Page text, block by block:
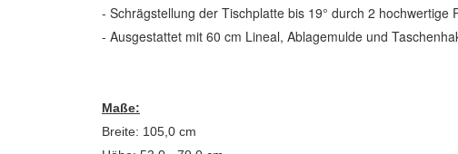
- Schrägstellung der Tischplatte bis 19° durch 2 hochwertige
- Ausgestattet mit 60 cm Lineal, Ablagemulde und
Maße:
Breite: 105,0 cm